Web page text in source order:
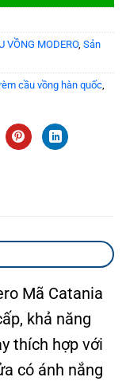
VỒNG MODERO, Sản
cầu vồng hàn quốc,
Mã Catania
khả năng
thích hợp với
có ánh nắng